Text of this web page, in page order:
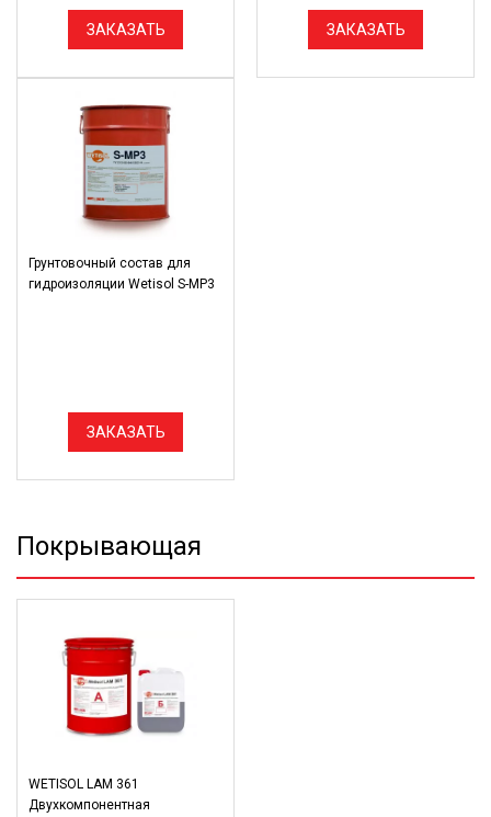
ЗАКАЗАТЬ ЗАКАЗАТЬ
Грунтовочный состав для
гидроизоляции Wetisol S-MP3
ЗАКАЗАТЬ
Покрывающая
WETISOL LAM 361
Двухкомпонентная